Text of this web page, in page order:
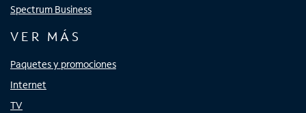
Spectrum Business
VER MÁS
Paquetes y promociones
Internet
TV